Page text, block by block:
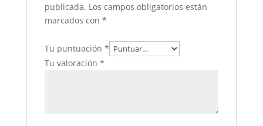
publicada. Los campos obligatorios están
marcados con *
Tu puntuación *
Tu valoración *